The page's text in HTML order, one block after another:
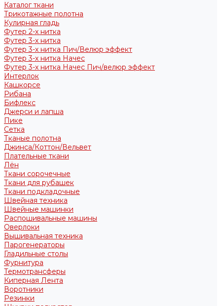
Каталог ткани
Трикотажные полотна
Кулирная гладь
Футер 2-х нитка
Футер 3-х нитка
Футер 3-х нитка Пич/Велюр эффект
Футер 3-х нитка Начес
Футер 3-х нитка Начес Пич/велюр эффект
Интерлок
Кашкорсе
Рибана
Бифлекс
Джерси и лапша
Пике
Сетка
Тканые полотна
Джинса/Коттон/Вельвет
Плательные ткани
Лён
Ткани сорочечные
Ткани для рубашек
Ткани подкладочные
Швейная техника
Швейные машинки
Распошивальные машины
Оверлоки
Вышивальная техника
Парогенераторы
Гладильные столы
Фурнитура
Термотрансферы
Киперная Лента
Воротники
Резинки